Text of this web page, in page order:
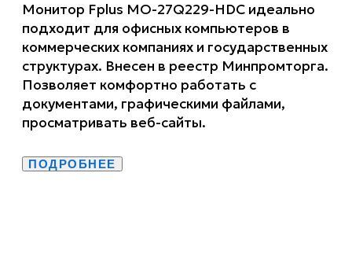
Монитор Fplus MO-27Q229-HDC идеально
подходит для офисных компьютеров в
коммерческих компаниях и государственных
структурах. Внесен в реестр Минпромторга.
Позволяет комфортно работать с
документами, графическими файлами,
просматривать веб-сайты.
ПОДРОБНЕЕ